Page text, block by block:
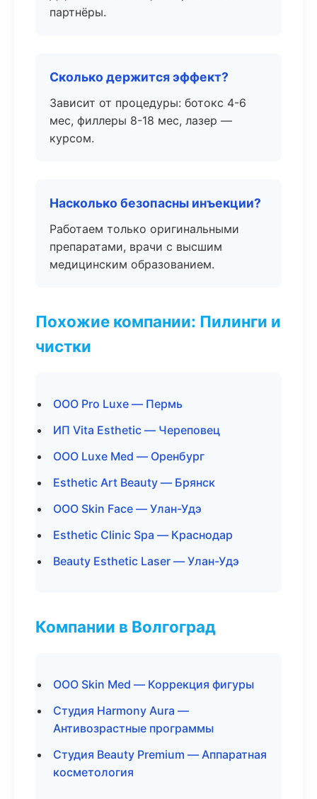
партнёры.
Сколько держится эффект?
Зависит от процедуры: ботокс 4-6
мес, филлеры 8-18 мес, лазер —
курсом.
Насколько безопасны инъекции?
Работаем только оригинальными
препаратами, врачи с высшим
медицинским образованием.
Похожие компании: Пилинги и
чистки
ООО Pro Luxe — Пермь
ИП Vita Esthetic — Череповец
ООО Luxe Med — Оренбург
Esthetic Art Beauty — Брянск
ООО Skin Face — Улан-Удэ
Esthetic Clinic Spa — Краснодар
Beauty Esthetic Laser — Улан-Удэ
Компании в Волгоград
ООО Skin Med — Коррекция фигуры
Студия Harmony Aura —
Антивозрастные программы
Студия Beauty Premium — Аппаратная
косметология